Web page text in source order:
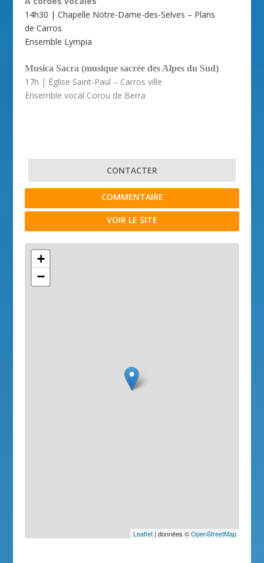
14h30 | Chapelle Notre-Dame-des-Selves – Plans
de Carros
Ensemble Lympia
Musica Sacra (musique sacrée des Alpes du Sud)
17h | Église Saint-Paul – Carros ville
Ensemble vocal Corou de Berra
CONTACTER
COMMENTAIRE
VOIR LE SITE
+
−
Leaflet| données ©OpenStreetMap